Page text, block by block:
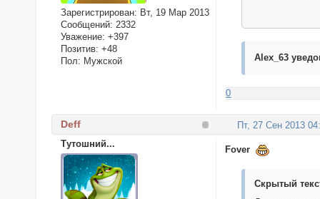
Зарегистрирован: Вт, 19 Мар 2013
Сообщений: 2332
Уважение: +397
Позитив: +48
Пол: Мужской Alex_63
0
Пт, 27 Сен 2013
Deff
Тутошний...
Fover
Скрытый